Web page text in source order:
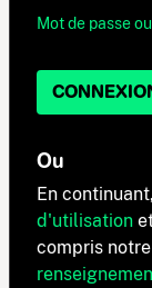
Mot de passe
Ou
En
d'utilisation
compris notre